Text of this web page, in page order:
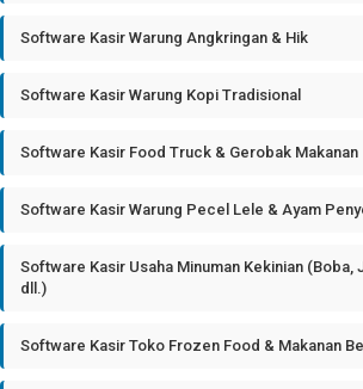
Software Kasir Warung Angkringan & Hik
Software Kasir Warung Kopi Tradisional
Software Kasir Food Truck & Gerobak Makanan
Software Kasir Warung Pecel Lele & Ayam
Software Kasir Usaha Minuman Kekinian (Boba,
dll.)
Software Kasir Toko Frozen Food & Makanan